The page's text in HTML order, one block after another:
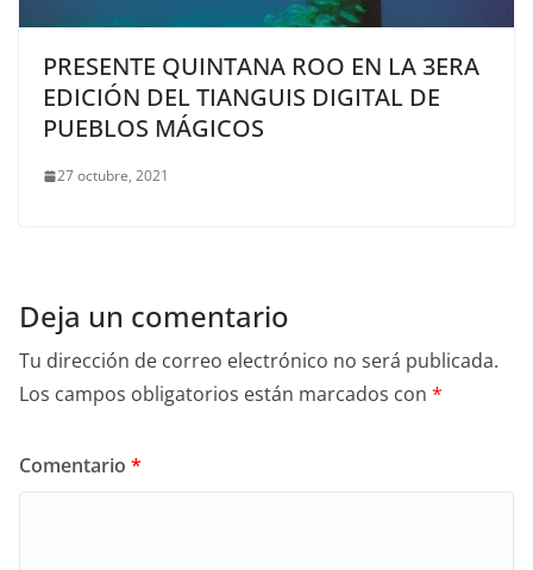
PRESENTE QUINTANA ROO EN LA 3ERA
EDICIÓN DEL TIANGUIS DIGITAL DE
PUEBLOS MÁGICOS
27 octubre, 2021
Deja un comentario
Tu dirección de correo electrónico no será publicada.
Los campos obligatorios están marcados con *
Comentario *